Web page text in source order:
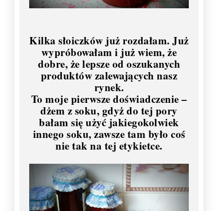
Kilka słoiczków już rozdałam. Już
wypróbowałam i już wiem, że
dobre, że lepsze od oszukanych
produktów zalewających nasz
rynek.
To moje pierwsze doświadczenie –
dżem z soku, gdyż do tej pory
bałam się użyć jakiegokolwiek
innego soku, zawsze tam było coś
nie tak na tej etykietce.